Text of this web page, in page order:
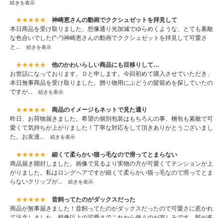
続きを表示
★★★★★
神崎恵さんの動画でククシュゼットを拝見して
本日商品を受け取りました。想像通り光加減でゆらめくような、とても素敵
な色合いでした(^-^)神崎恵さんの動画でククシュゼットを拝見して可愛さ
と...
続きを表示
★★★★★
他のかわいらしい商品にも目移りして…
お世話になっております。Ｏと申します。今回初めて購入させていただき、
本日無事商品を受け取りました。贈り物用にぶどうの髪留めを探していたの
ですが...
続きを表示
★★★★★
商品のイメージもネットで見た通り
昨日、お荷物届きました。希望の個別包装はもちろんの事、梱包も素敵で可
愛くて気持ちが上がりました！丁寧な対応をして頂きありがとうございまし
た。お友達...
続きを表示
★★★★★
細くて柔らかい猫っ毛なので滑ってとまらない
商品届き開封しました。画像で見るより実物の方が可愛くてテンションが上
がりました。私はロングヘアですが細くて柔らかい猫っ毛なので滑ってとま
らないクリップが...
続きを表示
★★★★★
昔飼ってたのがダックスだった
商品が無事届きました！昔飼ってたのがダックスだったので可愛さに惹かれ